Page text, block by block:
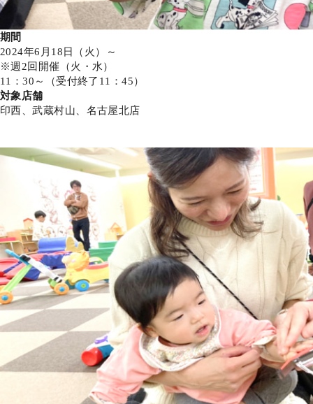
期間
2024年6月18日（火）～
※週2回開催（火・水）
11：30～（受付終了11：45）
対象店舗
印西、武蔵村山、名古屋北店